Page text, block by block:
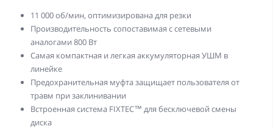
11 000 об/мин, оптимизирована для резки
Производительность сопоставимая с сетевыми
аналогами 800 Вт
Самая компактная и легкая аккумуляторная УШМ в
линейке
Предохранительная муфта защищает пользователя от
травм при заклинивании
Встроенная система FIXTEC™ для бесключевой смены
диска